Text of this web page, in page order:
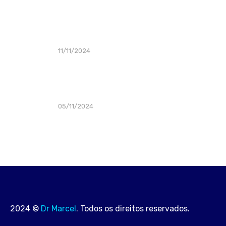
11/11/2024
05/11/2024
2024 © Dr Marcel. Todos os direitos reservados.